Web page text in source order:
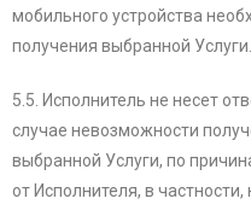
мобильного устройства
получения выбранной Услуги.
5.5. Исполнитель не несет
случае невозможности
выбранной Услуги, по
от Исполнителя, в частности,